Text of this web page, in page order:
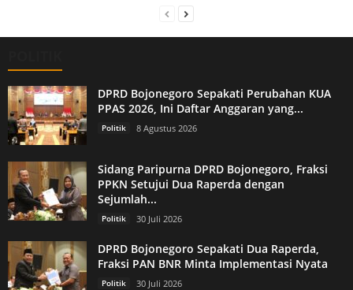
DPRD Bojonegoro Sepakati Perubahan KUA
PPAS 2026, Ini Daftar Anggaran yang...
Politik 8 Agustus 2026
Sidang Paripurna DPRD Bojonegoro, Fraksi
PPKN Setujui Dua Raperda dengan
Sejumlah...
Politik 30 Juli 2026
DPRD Bojonegoro Sepakati Dua Raperda,
Fraksi PAN BNR Minta Implementasi Nyata
Politik 30 Juli 2026